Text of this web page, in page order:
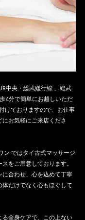
中央・総武緩行線 、総武
4分で簡単にお越しいただ
けておりますので、お仕事
お気軽にご来店くださ
ン ではタイ古式マッサージ
をご用意しております。
に合わせ、心を込めて丁寧
だけでなく心もほぐして
る全身ケアで、この上ない